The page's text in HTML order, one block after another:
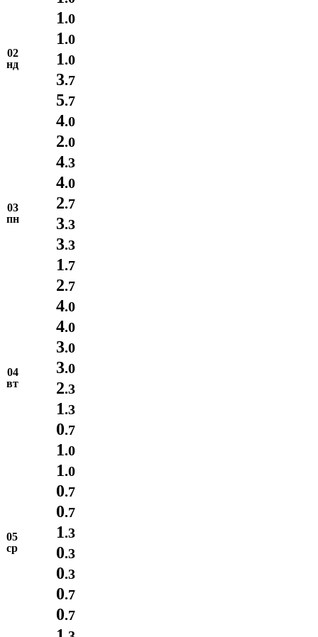
02
нд
1.0
1.0
1.0
3.7
5.7
4.0
03
пн
2.0
4.3
4.0
2.7
3.3
3.3
1.7
2.7
04
вт
4.0
4.0
3.0
3.0
2.3
1.3
0.7
1.0
05
ср
1.0
0.7
0.7
1.3
0.3
0.3
0.7
0.7